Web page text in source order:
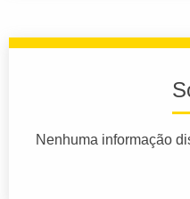
Nenhuma informação